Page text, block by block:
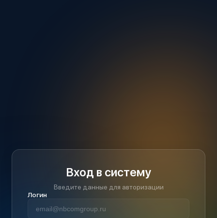
Вход в систему
Введите данные для авторизации
Логин